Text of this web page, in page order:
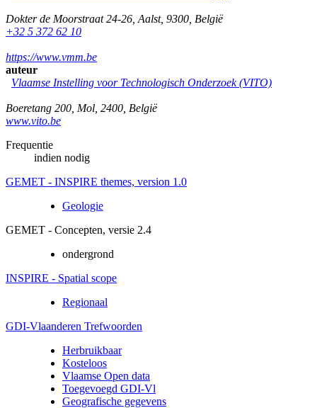
Dokter de Moorstraat 24-26 Aalst, 9300 België
+32 5 372 62 10
https://www.vmm.be
auteur
Vlaamse Instelling voor Technologisch Onderzoek (VITO)
Boeretang 200 Mol 2400 België
www.vito.be
Frequentie
indien nodig
GEMET - INSPIRE themes, version 1.0
Geologie
GEMET - Concepten, versie 2.4
ondergrond
INSPIRE - Spatial scope
Regionaal
GDI-Vlaanderen Trefwoorden
Herbruikbaar
Kosteloos
Vlaamse Open data
Toegevoegd GDI-Vl
Geografische gegevens